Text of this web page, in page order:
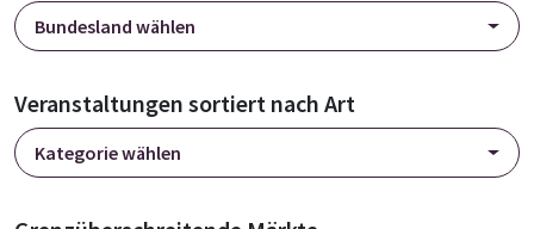
Bundesland wählen
Veranstaltungen sortiert nach Art
Kategorie wählen